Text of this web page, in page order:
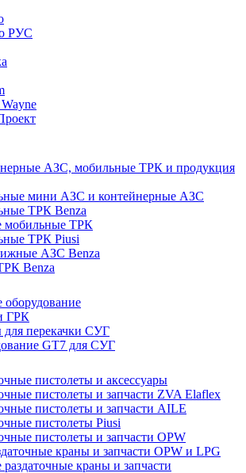
РУС
АЗС, мобильные ТРК и продукция
мини АЗС и контейнерные АЗС
ТРК Benza
мобильные ТРК
ТРК Piusi
АЗС Benza
Benza
оборудование
ГРК
для перекачки СУГ
GT7 для СУГ
пистолеты и аксессуары
пистолеты и запчасти ZVA Elaflex
пистолеты и запчасти AILE
пистолеты Piusi
пистолеты и запчасти OPW
краны и запчасти OPW и LPG
краны и запчасти